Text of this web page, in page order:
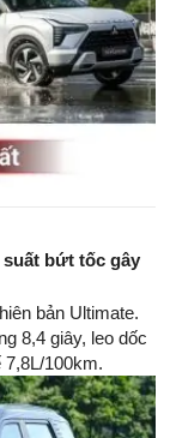
bứt tốc gây
bản Ultimate.
8,4 giây, leo dốc
7,8L/100km.